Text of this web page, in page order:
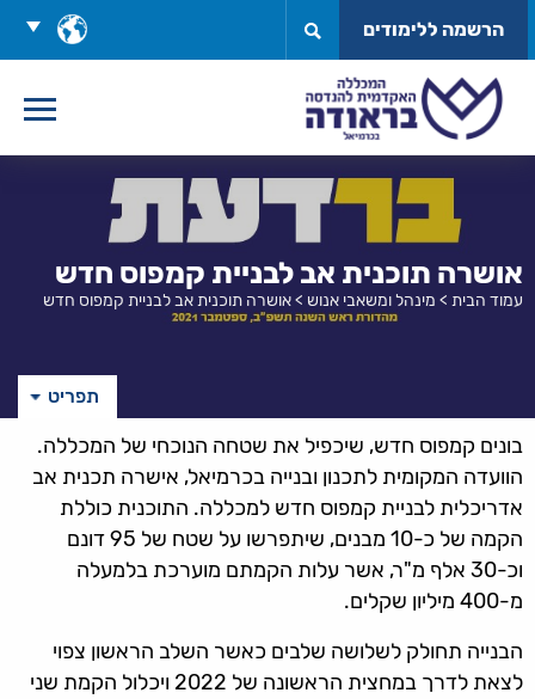
לתוכן
בחר
שפה
הרשמה ללימודים
אושרה תוכנית אב לבניית קמפוס חדש
עמוד הבית > מינהל ומשאבי אנוש >אושרה תוכנית אב לבניית קמפוס חדש
תפריט
בונים קמפוס חדש, שיכפיל את שטחה הנוכחי של המכללה.
הוועדה המקומית לתכנון ובנייה בכרמיאל, אישרה תכנית אב
אדריכלית לבניית קמפוס חדש למכללה. התוכנית כוללת
הקמה של כ-10 מבנים, שיתפרשו על שטח של 95 דונם
וכ-30 אלף מ"ר, אשר עלות הקמתם מוערכת בלמעלה
מ-400 מיליון שקלים.
הבנייה תחולק לשלושה שלבים כאשר השלב הראשון צפוי
לצאת לדרך במחצית הראשונה של 2022 ויכלול הקמת שני